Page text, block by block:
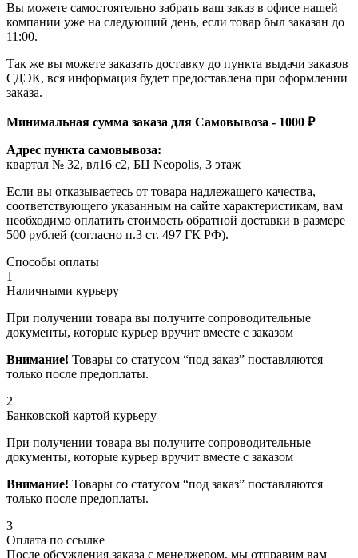
Вы можете самостоятельно забрать ваш заказ в офисе нашей
компании уже на следующий день, если товар был заказан до
11:00.
Так же вы можете заказать доставку до пункта выдачи заказов
СДЭК, вся информация будет предоставлена при оформлении
заказа.
Минимальная сумма заказа для Самовывоза - 1000 ₽
Адрес пункта самовывоза:
квартал № 32, вл16 с2, БЦ Neopolis, 3 этаж
Если вы отказываетесь от товара надлежащего качества,
соответствующего указанным на сайте характеристикам, вам
необходимо оплатить стоимость обратной доставки в размере
500 рублей (согласно п.3 ст. 497 ГК РФ).
Способы оплаты
1
Наличными курьеру
При получении товара вы получите сопроводительные
документы, которые курьер вручит вместе с заказом
Внимание! Товары со статусом “под заказ” поставляются
только после предоплаты.
2
Банковской картой курьеру
При получении товара вы получите сопроводительные
документы, которые курьер вручит вместе с заказом
Внимание! Товары со статусом “под заказ” поставляются
только после предоплаты.
3
Оплата по ссылке
После обсуждения заказа с менеджером, мы отправим вам